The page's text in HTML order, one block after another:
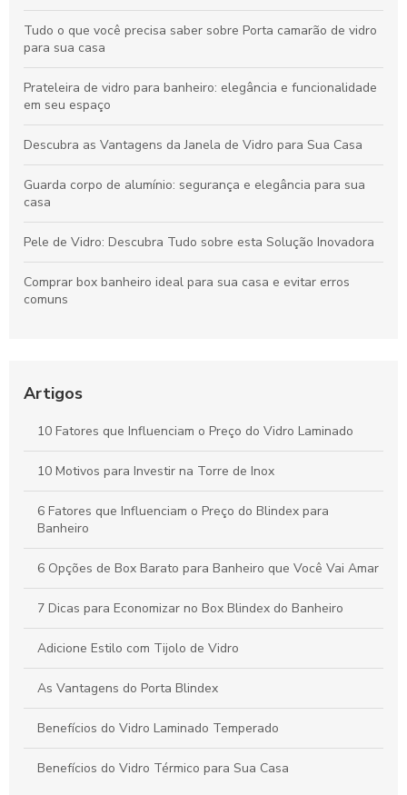
Tudo o que você precisa saber sobre Porta camarão de vidro
para sua casa
Prateleira de vidro para banheiro: elegância e funcionalidade
em seu espaço
Descubra as Vantagens da Janela de Vidro para Sua Casa
Guarda corpo de alumínio: segurança e elegância para sua
casa
Pele de Vidro: Descubra Tudo sobre esta Solução Inovadora
Comprar box banheiro ideal para sua casa e evitar erros
comuns
Box Blindex: A Solução Elegante para o Seu Banheiro
Envidraçamento de Sacada: Potenciais Vantagens e Dicas
Essenciais
Artigos
10 Fatores que Influenciam o Preço do Vidro Laminado
10 Motivos para Investir na Torre de Inox
6 Fatores que Influenciam o Preço do Blindex para
Banheiro
6 Opções de Box Barato para Banheiro que Você Vai Amar
7 Dicas para Economizar no Box Blindex do Banheiro
Adicione Estilo com Tijolo de Vidro
As Vantagens do Porta Blindex
Benefícios do Vidro Laminado Temperado
Benefícios do Vidro Térmico para Sua Casa